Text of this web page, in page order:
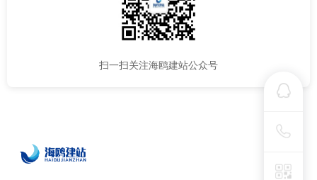
扫一扫关注海鸥建站公众号